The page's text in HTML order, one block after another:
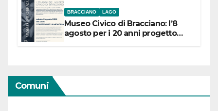
BRACCIANO LAGO
Museo Civico di Bracciano: l’8
agosto per i 20 anni progetto
Comuni